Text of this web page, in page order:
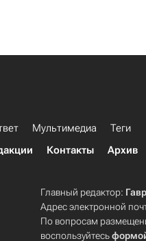
Мультимедиа
Теги
Контакты Архив
Главный редактор:
Адрес электронной
По вопросам
воспользуйтесь